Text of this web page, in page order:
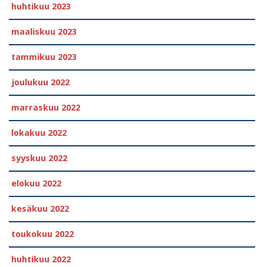
huhtikuu 2023
maaliskuu 2023
tammikuu 2023
joulukuu 2022
marraskuu 2022
lokakuu 2022
syyskuu 2022
elokuu 2022
kesäkuu 2022
toukokuu 2022
huhtikuu 2022